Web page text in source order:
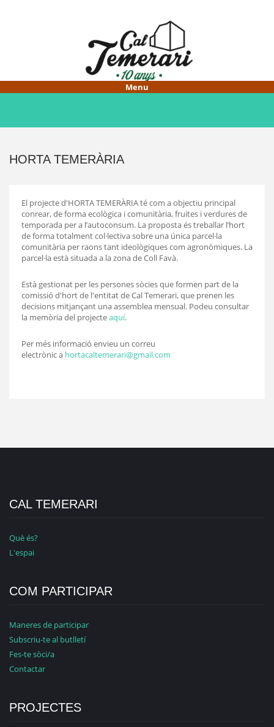
CAL TEMERARI
FER-ME SOCI/A
HORTA TEMERÀRIA
El projecte d'HORTA TEMERÀRIA té com a objectiu principal
conrear, de forma ecològica i comunitària, fruites i verdures de
temporada per a l’autoconsum. La proposta és treballar l’hort
de forma totalment col·lectiva sobre una única parcel·la
comunitària per raons tant ideològiques com agronòmiques. La
parcel·la està situada a la zona de Coll Favà.
Està gestionat per les persones sòcies que formen part de la
comissió d'hort de l'entitat de Cal Temerari, que prenen les
decisions mitjançant una assemblea mensual. Podeu consultar
la memòria del projecteaquí.
Per més informació envieu un correu
electrònic a hortacaltemerari@gmail.com
CAL TEMERARI
Què és?
L'espai
COM PARTICIPAR
Maneres de participar
Subscriu-te al butlletí
Fes-te sòci/a
Contactar
PROJECTES